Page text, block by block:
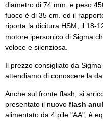
diametro di 74 mm. e peso
fuoco è di 35 cm. ed il
riporta la dicitura HSM, il 18-
motore ipersonico di Sigma
veloce e silenziosa.
Il prezzo consigliato da
attendiamo di conoscere la
Anche sul fronte flash, si
presentato il nuovo flash
alimentato da 4 pile "AA", è